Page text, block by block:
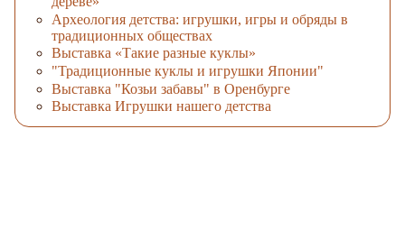
Археология детства: игрушки, игры и обряды в
традиционных обществах
Выставка «Такие разные куклы»
"Традиционные куклы и игрушки Японии"
Выставка "Козьи забавы" в Оренбурге
Выставка Игрушки нашего детства